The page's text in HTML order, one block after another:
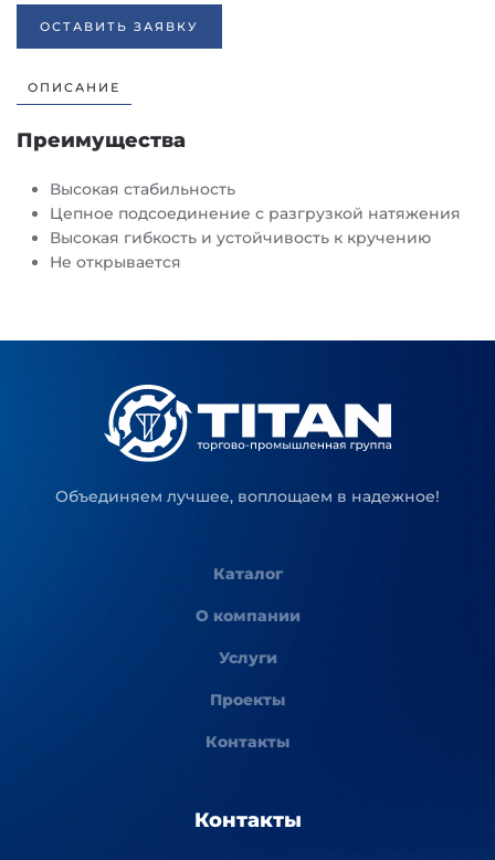
ОСТАВИТЬ ЗАЯВКУ
ОПИСАНИЕ
Преимущества
Высокая стабильность
Цепное подсоединение с разгрузкой натяжения
Высокая гибкость и устойчивость к кручению
Не открывается
Объединяем лучшее, воплощаем в надежное!
Каталог
О компании
Услуги
Проекты
Контакты
Контакты